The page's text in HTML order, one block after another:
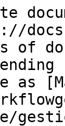
of
as